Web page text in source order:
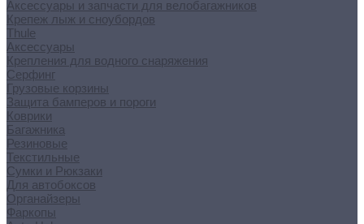
Аксессуары и запчасти для велобагажников
Крепеж лыж и сноубордов
Thule
Аксессуары
Крепления для водного снаряжения
Серфинг
Грузовые корзины
Защита бамперов и пороги
Коврики
Багажника
Резиновые
Текстильные
Сумки и Рюкзаки
Для автобоксов
Органайзеры
Фаркопы